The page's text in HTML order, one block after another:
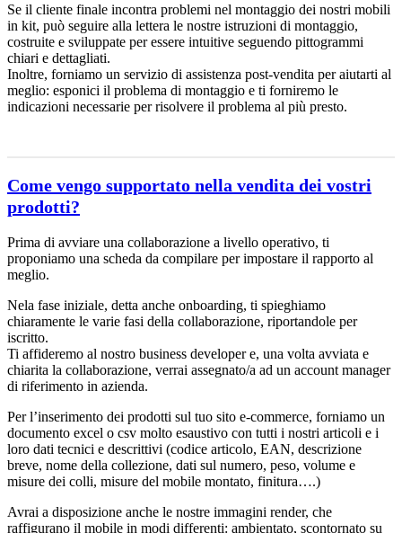
Se il cliente finale incontra problemi nel montaggio dei nostri mobili
in kit, può seguire alla lettera le nostre istruzioni di montaggio,
costruite e sviluppate per essere intuitive seguendo pittogrammi
chiari e dettagliati.
Inoltre, forniamo un servizio di assistenza post-vendita per aiutarti al
meglio: esponici il problema di montaggio e ti forniremo le
indicazioni necessarie per risolvere il problema al più presto.
Come vengo supportato nella vendita dei vostri
prodotti?
Prima di avviare una collaborazione a livello operativo, ti
proponiamo una scheda da compilare per impostare il rapporto al
meglio.
Nela fase iniziale, detta anche onboarding, ti spieghiamo
chiaramente le varie fasi della collaborazione, riportandole per
iscritto.
Ti affideremo al nostro business developer e, una volta avviata e
chiarita la collaborazione, verrai assegnato/a ad un account manager
di riferimento in azienda.
Per l’inserimento dei prodotti sul tuo sito e-commerce, forniamo un
documento excel o csv molto esaustivo con tutti i nostri articoli e i
loro dati tecnici e descrittivi (codice articolo, EAN, descrizione
breve, nome della collezione, dati sul numero, peso, volume e
misure dei colli, misure del mobile montato, finitura….)
Avrai a disposizione anche le nostre immagini render, che
raffigurano il mobile in modi differenti: ambientato, scontornato su